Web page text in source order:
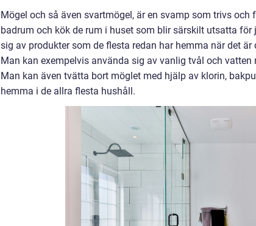
Mögel och så även svartmögel, är en svamp som trivs
badrum och kök de rum i huset som blir särskilt utsatta
sig av produkter som de flesta redan har hemma när det
Man kan exempelvis använda sig av vanlig tvål och
Man kan även tvätta bort möglet med hjälp av klorin,
hemma i de allra flesta hushåll.